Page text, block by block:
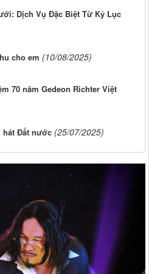
Dịch Vụ Đặc Biệt Từ Kỷ Lục
cho em (10/08/2025)
70 năm Gedeon Richter Việt
hát Đất nước (25/07/2025)